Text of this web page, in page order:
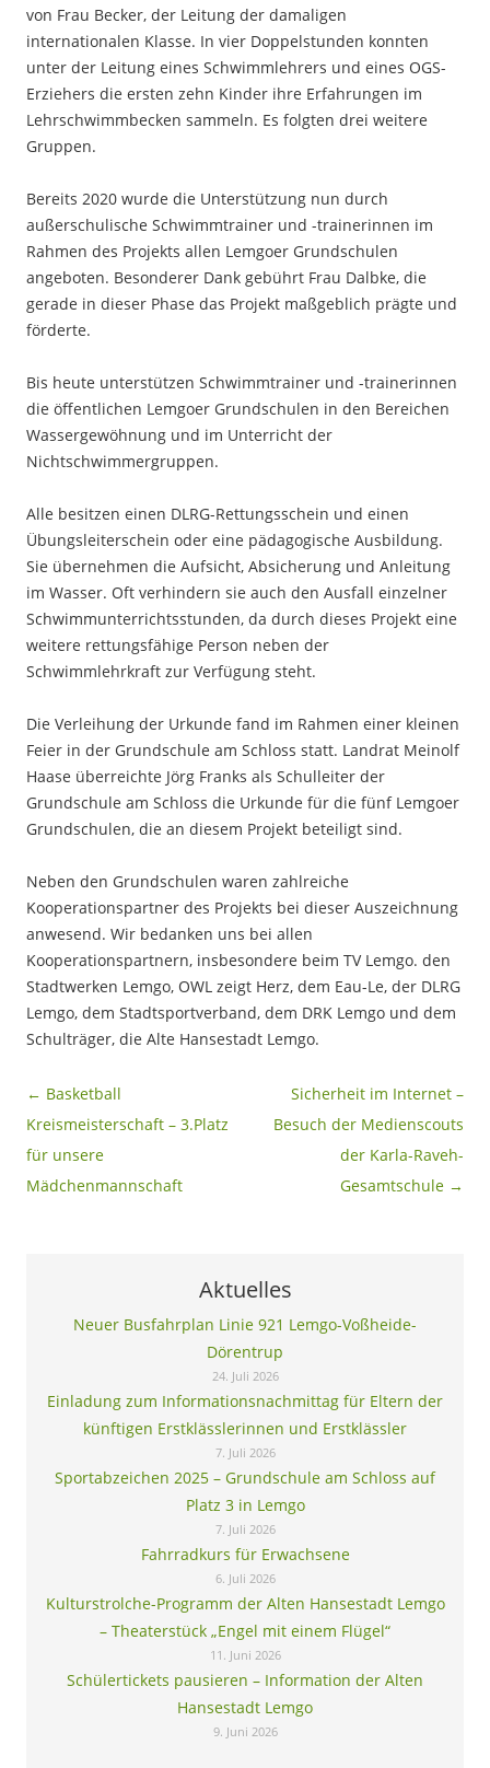
von Frau Becker, der Leitung der damaligen
internationalen Klasse. In vier Doppelstunden konnten
unter der Leitung eines Schwimmlehrers und eines OGS-
Erziehers die ersten zehn Kinder ihre Erfahrungen im
Lehrschwimmbecken sammeln. Es folgten drei weitere
Gruppen.
Bereits 2020 wurde die Unterstützung nun durch
außerschulische Schwimmtrainer und -trainerinnen im
Rahmen des Projekts allen Lemgoer Grundschulen
angeboten. Besonderer Dank gebührt Frau Dalbke, die
gerade in dieser Phase das Projekt maßgeblich prägte und
förderte.
Bis heute unterstützen Schwimmtrainer und -trainerinnen
die öffentlichen Lemgoer Grundschulen in den Bereichen
Wassergewöhnung und im Unterricht der
Nichtschwimmergruppen.
Alle besitzen einen DLRG-Rettungsschein und einen
Übungsleiterschein oder eine pädagogische Ausbildung.
Sie übernehmen die Aufsicht, Absicherung und Anleitung
im Wasser. Oft verhindern sie auch den Ausfall einzelner
Schwimmunterrichtsstunden, da durch dieses Projekt eine
weitere rettungsfähige Person neben der
Schwimmlehrkraft zur Verfügung steht.
Die Verleihung der Urkunde fand im Rahmen einer kleinen
Feier in der Grundschule am Schloss statt. Landrat Meinolf
Haase überreichte Jörg Franks als Schulleiter der
Grundschule am Schloss die Urkunde für die fünf Lemgoer
Grundschulen, die an diesem Projekt beteiligt sind.
Neben den Grundschulen waren zahlreiche
Kooperationspartner des Projekts bei dieser Auszeichnung
anwesend. Wir bedanken uns bei allen
Kooperationspartnern, insbesondere beim TV Lemgo. den
Stadtwerken Lemgo, OWL zeigt Herz, dem Eau-Le, der DLRG
Lemgo, dem Stadtsportverband, dem DRK Lemgo und dem
Schulträger, die Alte Hansestadt Lemgo.
Beitragsnavigation
← Basketball
Kreismeisterschaft – 3.Platz
für unsere
Mädchenmannschaft
Sicherheit im Internet –
Besuch der Medienscouts
der Karla-Raveh-
Gesamtschule →
Aktuelles
Neuer Busfahrplan Linie 921 Lemgo-Voßheide-
Dörentrup
24. Juli 2026
Einladung zum Informationsnachmittag für Eltern der
künftigen Erstklässlerinnen und Erstklässler
7. Juli 2026
Sportabzeichen 2025 – Grundschule am Schloss auf
Platz 3 in Lemgo
7. Juli 2026
Fahrradkurs für Erwachsene
6. Juli 2026
Kulturstrolche-Programm der Alten Hansestadt Lemgo
– Theaterstück „Engel mit einem Flügel“
11. Juni 2026
Schülertickets pausieren – Information der Alten
Hansestadt Lemgo
9. Juni 2026